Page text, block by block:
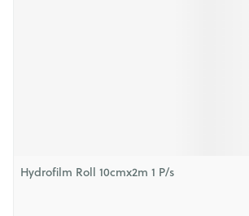
Hydrofilm Roll 10cmx2m 1 P/s